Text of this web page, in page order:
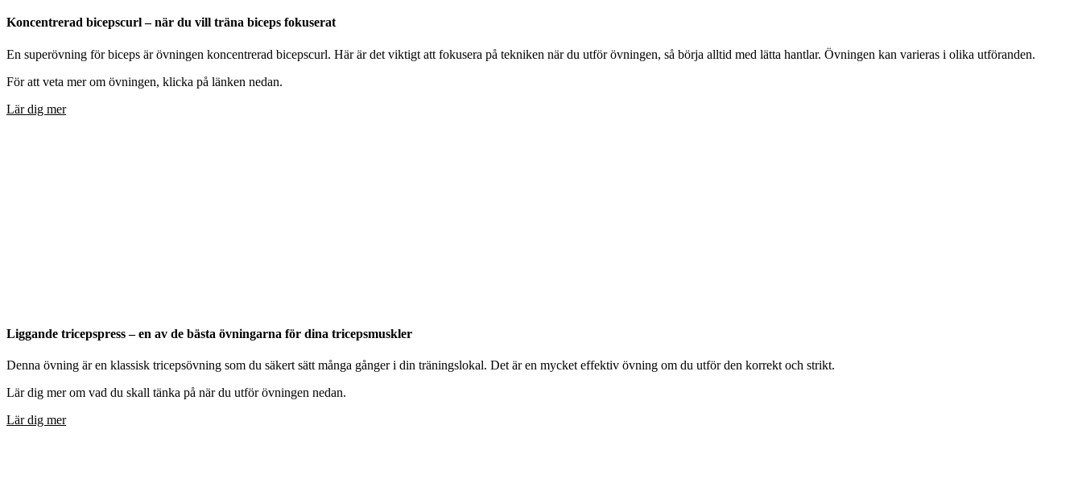
Koncentrerad bicepscurl – när du vill träna biceps fokuserat
En superövning för biceps är övningen koncentrerad bicepscurl. Här är det viktigt att fokusera på tekniken när du utför övningen, så börja alltid med lätta hantlar. Övningen kan varieras i olika utföranden.
För att veta mer om övningen, klicka på länken nedan.
Lär dig mer
Liggande tricepspress – en av de bästa övningarna för dina tricepsmuskler
Denna övning är en klassisk tricepsövning som du säkert sätt många gånger i din träningslokal. Det är en mycket effektiv övning om du utför den korrekt och strikt.
Lär dig mer om vad du skall tänka på när du utför övningen nedan.
Lär dig mer